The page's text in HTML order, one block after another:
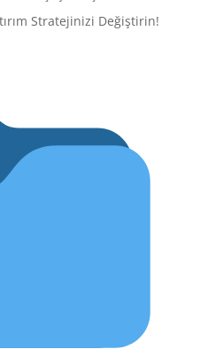
Stratejinizi Değiştirin!